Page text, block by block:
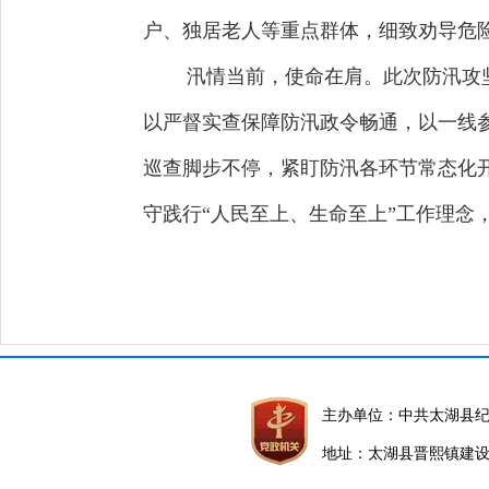
户、独居老人等重点群体，细致劝导
汛情当前，使命在肩。此次防汛
以严督实查保障防汛政令畅通，以一
巡查脚步不停，紧盯防汛各环节常态化
守践行“人民至上、生命至上”工作理念
主办单位：中共太湖县
地址：太湖县晋熙镇建